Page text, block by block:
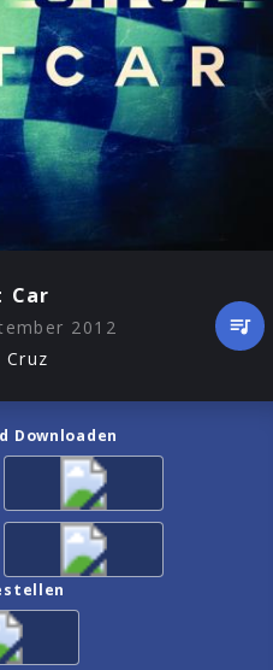
Car
2012
Downloaden